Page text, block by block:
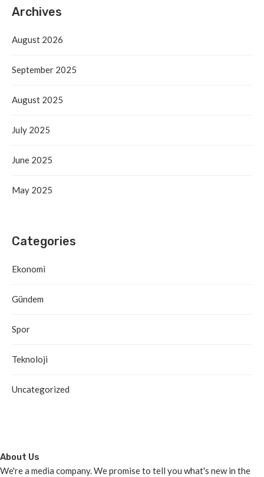
Archives
August 2026
September 2025
August 2025
July 2025
June 2025
May 2025
Categories
Ekonomi
Gündem
Spor
Teknoloji
Uncategorized
About Us
We're a media company. We promise to tell you what's new in the